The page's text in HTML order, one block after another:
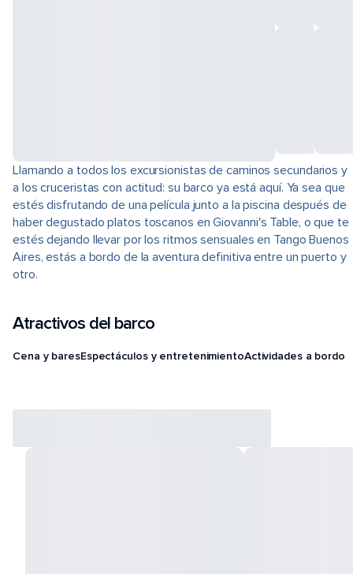
Llamando a todos los excursionistas de caminos secundarios y
a los cruceristas con actitud: su barco ya está aquí. Ya sea que
estés disfrutando de una película junto a la piscina después de
haber degustado platos toscanos en Giovanni's Table, o que te
estés dejando llevar por los ritmos sensuales en Tango Buenos
Aires, estás a bordo de la aventura definitiva entre un puerto y
otro.
Atractivos del barco
Cena y baresEspectáculos y entretenimientoActividades a bordo